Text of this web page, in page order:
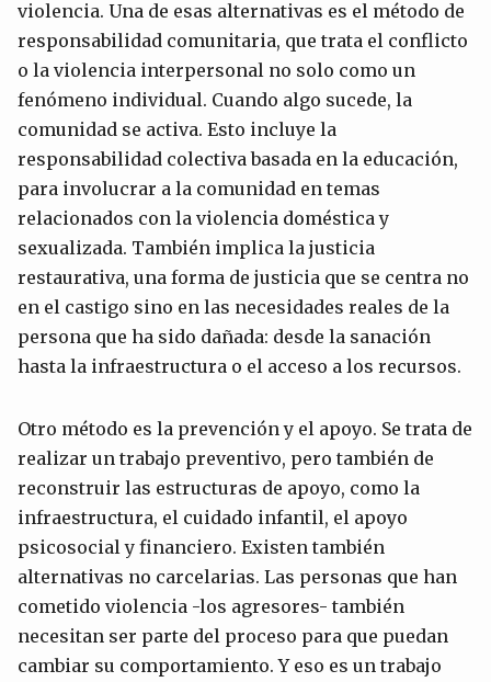
violencia. Una de esas alternativas es el método de
responsabilidad comunitaria, que trata el conflicto
o la violencia interpersonal no solo como un
fenómeno individual. Cuando algo sucede, la
comunidad se activa. Esto incluye la
responsabilidad colectiva basada en la educación,
para involucrar a la comunidad en temas
relacionados con la violencia doméstica y
sexualizada. También implica la justicia
restaurativa, una forma de justicia que se centra no
en el castigo sino en las necesidades reales de la
persona que ha sido dañada: desde la sanación
hasta la infraestructura o el acceso a los recursos.
Otro método es la prevención y el apoyo. Se trata de
realizar un trabajo preventivo, pero también de
reconstruir las estructuras de apoyo, como la
infraestructura, el cuidado infantil, el apoyo
psicosocial y financiero. Existen también
alternativas no carcelarias. Las personas que han
cometido violencia -los agresores- también
necesitan ser parte del proceso para que puedan
cambiar su comportamiento. Y eso es un trabajo